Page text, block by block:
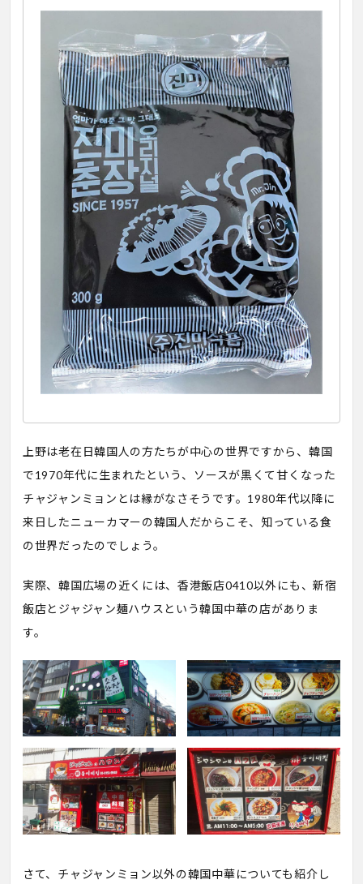
上野は老在日韓国人の方たちが中心の世界ですから、韓国
で1970年代に生まれたという、ソースが黒くて甘くなった
チャジャンミョンとは縁がなさそうです。1980年代以降に
来日したニューカマーの韓国人だからこそ、知っている食
の世界だったのでしょう。
実際、韓国広場の近くには、香港飯店0410以外にも、新宿
飯店とジャジャン麺ハウスという韓国中華の店がありま
す。
さて、チャジャンミョン以外の韓国中華についても紹介し